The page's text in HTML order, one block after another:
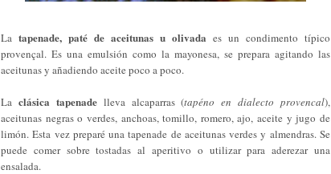
La tapenade, paté de aceitunas u olivada es un condimento típico
provençal. Es una emulsión como la mayonesa, se prepara agitando las
aceitunas y añadiendo aceite poco a poco.
La clásica tapenadelleva alcaparras (tapéno en dialecto provencal),
aceitunas negras o verdes, anchoas, tomillo, romero, ajo, aceite y jugo de
limón. Esta vez preparé una tapenade de aceitunas verdes y almendras. Se
puede comer sobre tostadas al aperitivo o utilizar para aderezar una
ensalada.